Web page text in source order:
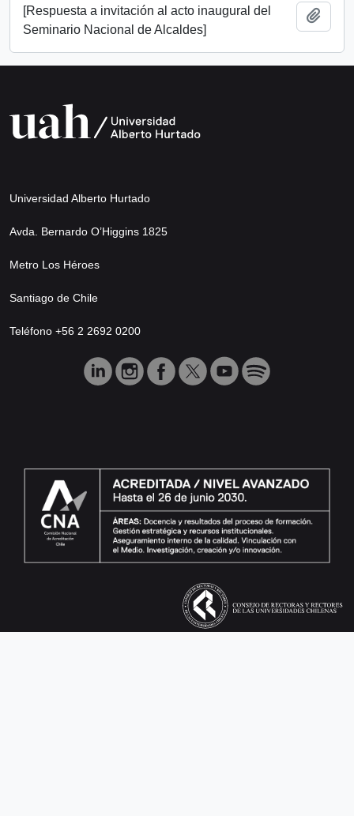
[Respuesta a invitación al acto inaugural del
Seminario Nacional de Alcaldes]
Universidad Alberto Hurtado
Avda. Bernardo O’Higgins 1825
Metro Los Héroes
Santiago de Chile
Teléfono +56 2 2692 0200